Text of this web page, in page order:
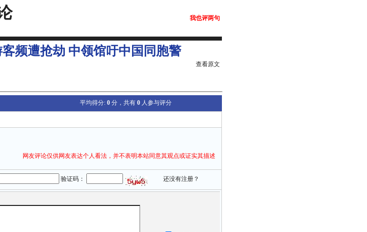
我也评两句
频遭抢劫 中领馆吁中国同胞警
查看原文
平均得分: 0 分，共有 0 人参与评分
网友评论仅供网友表达个人看法，并不表明本站同意其观点或证实其描述
验证码： 还没有注册？